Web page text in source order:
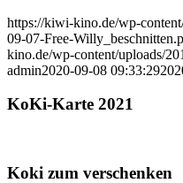
https://kiwi-kino.de/wp-
09-07-Free-
kino.de/wp-content/uploads/
admin2020-09-08 09:33:29
KoKi-Karte 2021
Koki zum verschenken